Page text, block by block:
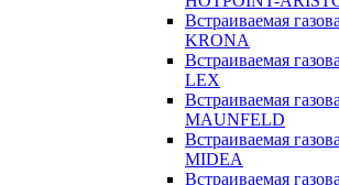
Встраиваемая
KRONA
Встраиваемая
LEX
Встраиваемая
MAUNFELD
Встраиваемая
MIDEA
Встраиваемая